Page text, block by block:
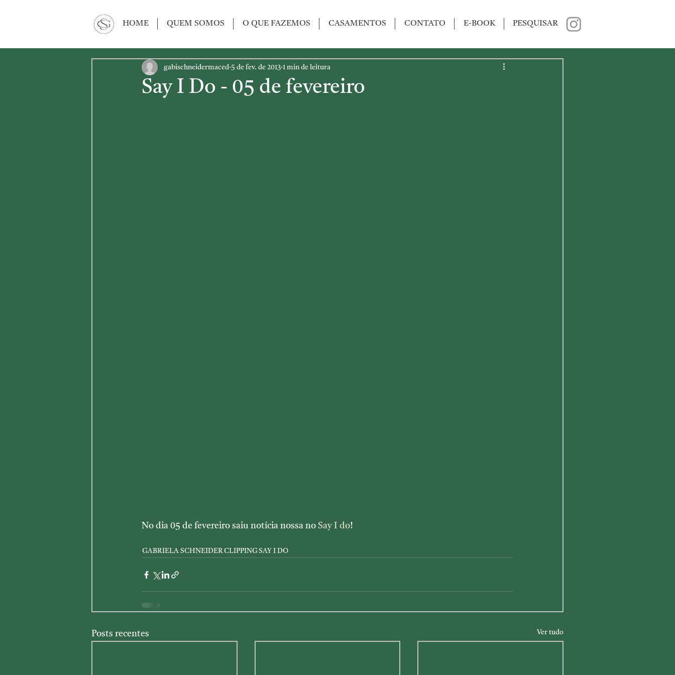
HOME QUEM SOMOS O QUE FAZEMOS CASAMENTOS CONTATO E-BOOK PESQUISAR
Say I Do - 05 de fevereiro
gabischneidermaced 5 de fev. de 2013 1 min de leitura
No dia 05 de fevereiro saiu notícia nossa no Say I do!
GABRIELA SCHNEIDERCLIPPINGSAY I DO
Posts recentes Ver tudo